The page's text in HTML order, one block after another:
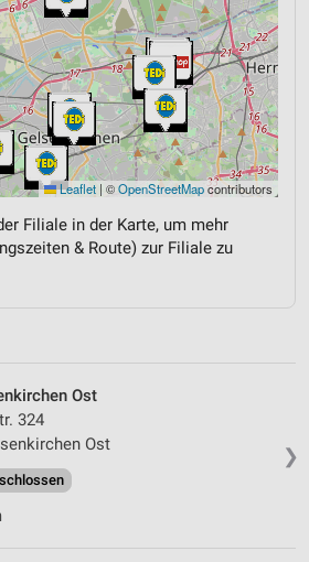
Leaflet | ©OpenStreetMapcontributors
Filiale in der Karte, um mehr
& Route) zur Filiale zu
❯
Ost
324
Ost